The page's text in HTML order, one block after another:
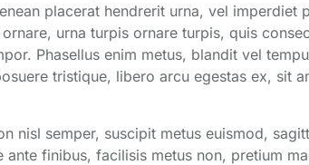
placerat hendrerit urna, vel imperdiet
urna turpis ornare turpis, quis
Phasellus enim metus, blandit vel
tristique, libero arcu egestas ex, sit
nisl semper, suscipit metus euismod,
finibus, facilisis metus non, pretium